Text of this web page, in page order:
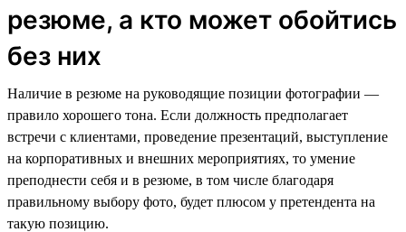
резюме, а кто может обойтись
без них
Наличие в резюме на руководящие позиции фотографии —
правило хорошего тона. Если должность предполагает
встречи с клиентами, проведение презентаций, выступление
на корпоративных и внешних мероприятиях, то умение
преподнести себя и в резюме, в том числе благодаря
правильному выбору фото, будет плюсом у претендента на
такую позицию.